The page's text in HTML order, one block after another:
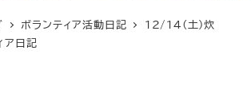
ボランティア活動日記
12/14(土)炊
ア日記